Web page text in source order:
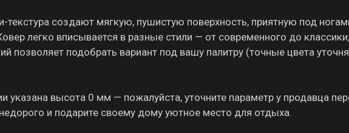
текстура создают мягкую, пушистую поверхность, приятную под
легко вписывается в разные стили — от современного до
позволяет подобрать вариант под вашу палитру (точные цвета
указана высота 0 мм — пожалуйста, уточните параметр у продавца
и подарите своему дому уютное место для отдыха.